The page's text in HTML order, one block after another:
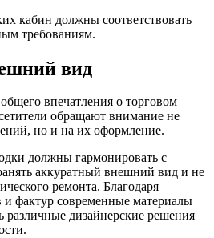
кабин должны соответствовать
требованиям.
вид
впечатления о торговом
обращают внимание не
но и на их оформление.
должны гармонировать с
аккуратный внешний вид и не
ремонта. Благодаря
фактур современные материалы
различные дизайнерские решения